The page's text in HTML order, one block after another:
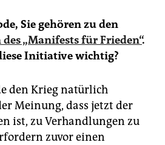
Sie gehören zu den
„Manifests für Frieden“.
Initiative wichtig?
den Krieg natürlich
Meinung, dass jetzt der
ist, zu Verhandlungen zu
zuvor einen